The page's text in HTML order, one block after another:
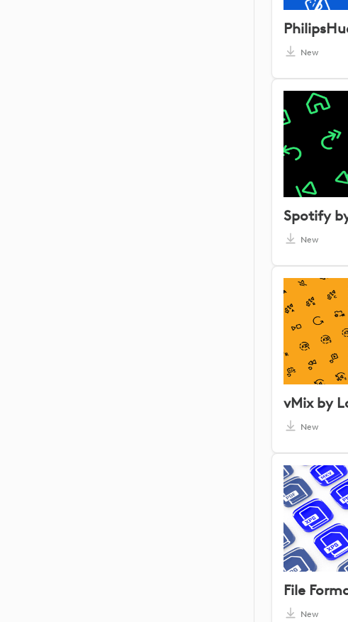
New
Spotify
New
vMix by
New
File
New